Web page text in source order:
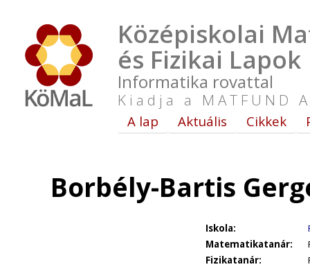
Középiskolai
és Fizikai Lapok
Informatika rovattal
Kiadja a MATFUND
A lap Aktuális Cikkek
Borbély-Bartis
Iskola:
Matematikatanár:
Fizikatanár: